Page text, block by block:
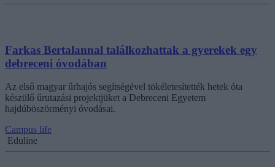
Farkas Bertalannal találkozhattak a gyerekek egy
debreceni óvodában
Az első magyar űrhajós segítségével tökéletesítették hetek óta
készülő űrutazási projektjüket a Debreceni Egyetem
hajdúböszörményi óvodásai.
Campus life
Eduline